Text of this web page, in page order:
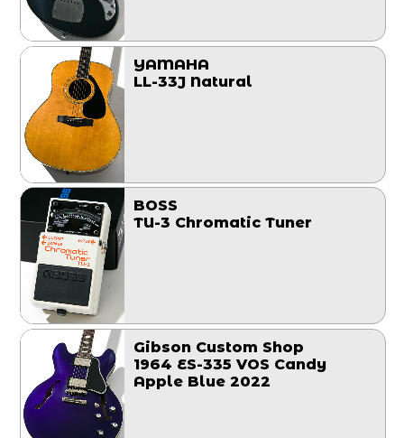
YAMAHA
LL-33J Natural
BOSS
TU-3 Chromatic Tuner
Gibson Custom Shop
1964 ES-335 VOS Candy
Apple Blue 2022